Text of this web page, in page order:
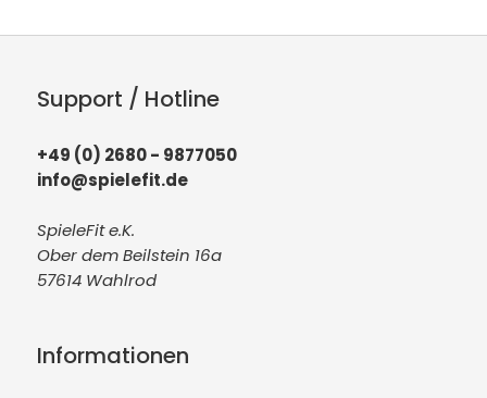
Support / Hotline
+49 (0) 2680 - 9877050
info@spielefit.de
SpieleFit e.K.
Ober dem Beilstein 16a
57614 Wahlrod
Informationen